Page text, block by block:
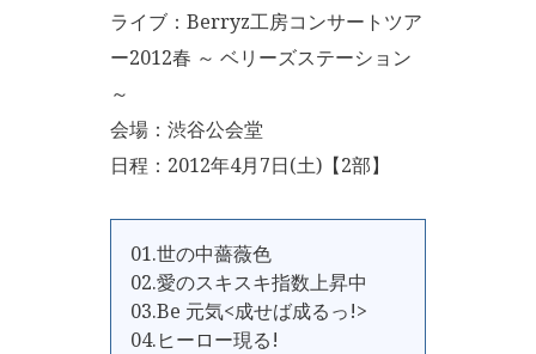
ライブ：Berryz工房コンサートツア
ー2012春 ～ ベリーズステーション
～
会場：渋谷公会堂
日程：2012年4月7日(土)【2部】
01.世の中薔薇色
02.愛のスキスキ指数上昇中
03.Be 元気<成せば成るっ!>
04.ヒーロー現る!